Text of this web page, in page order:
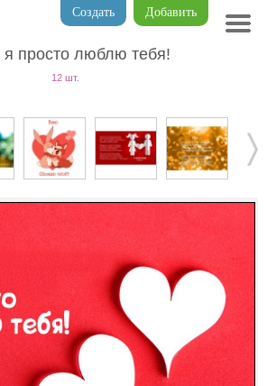
Добавить
Создать
я просто люблю тебя!
12 шт.